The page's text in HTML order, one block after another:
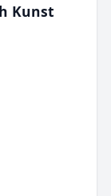
Kunst